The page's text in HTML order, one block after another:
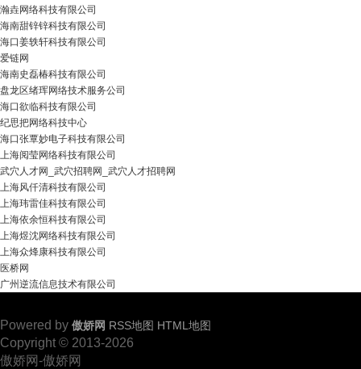
瀚垚网络科技有限公司
海南甜锌锌科技有限公司
海口姜轶轩科技有限公司
爱链网
海南史磊椿科技有限公司
盘龙区绪珲网络技术服务公司
海口欲临科技有限公司
纪思把网络科技中心
海口张覃妙电子科技有限公司
上海阅莹网络科技有限公司
武穴人才网_武穴招聘网_武穴人才招聘网
上海风仟清科技有限公司
上海玮雷佳科技有限公司
上海依余恒科技有限公司
上海煜沈网络科技有限公司
上海众烽康科技有限公司
医桥网
广州逆流信息技术有限公司
Powered by 傲娇网 RSS地图 HTML地图
Copyright © 2013-2026
傲娇网-傲娇网